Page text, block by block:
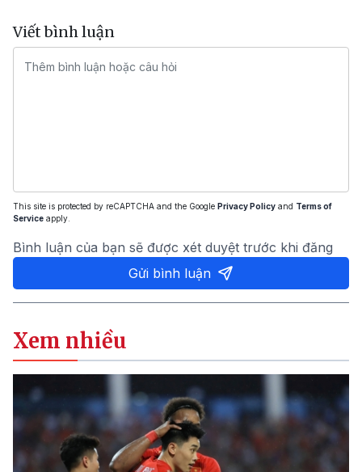
Viết bình luận
This site is protected by reCAPTCHA and the Google Privacy Policy and Terms of
Service apply.
Bình luận của bạn sẽ được xét duyệt trước khi đăng
Gửi bình luận
Xem nhiều